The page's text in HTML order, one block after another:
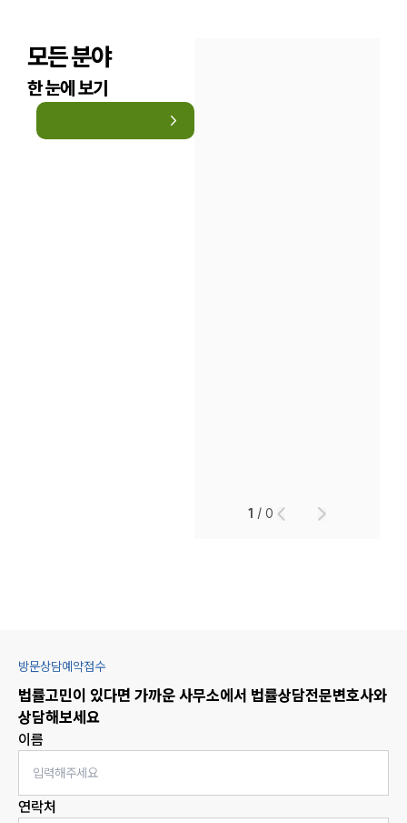
소식/자료
모든 분야
한 눈에 보기
1 /0
방문상담예약접수
법률고민이 있다면 가까운 사무소에서 법률상담전문변호사와
상담해보세요
이름
연락처